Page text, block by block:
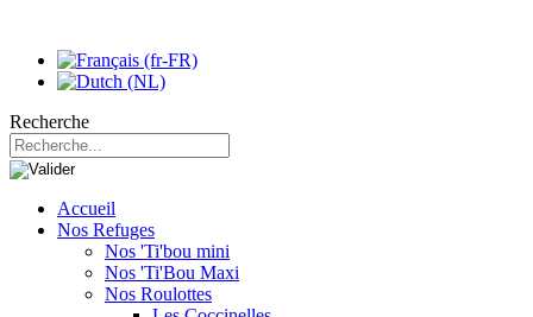
Recherche
Accueil
Nos Refuges
Nos 'Ti'bou mini
Nos 'Ti'Bou Maxi
Nos Roulottes